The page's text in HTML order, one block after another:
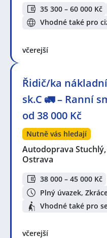
35 300 – 60 000 Kč
Vhodné také pro
včerejší
Řidič/ka
sk.C 🚛 – Ranní
od 38 000 Kč
Nutně vás hledají
Autodoprava
Ostrava
38 000 – 45 000 Kč
Plný úvazek,
Vhodné také pro
včerejší